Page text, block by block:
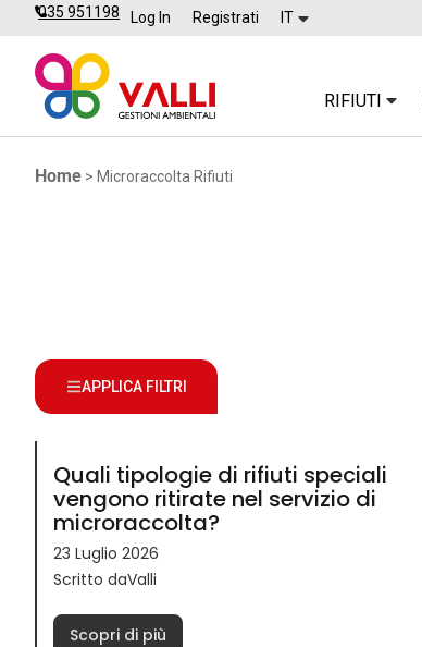
035 951198 Log In Registrati IT
RIFIUTI
Home > Microraccolta Rifiuti
APPLICA FILTRI
Quali tipologie di rifiuti speciali
vengono ritirate nel servizio di
microraccolta?
23 Luglio 2026
Scritto daValli
Scopri di più